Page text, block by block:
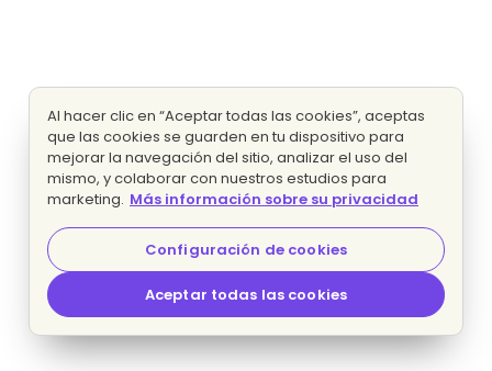
Al hacer clic en “Aceptar todas las cookies”, aceptas
que las cookies se guarden en tu dispositivo para
mejorar la navegación del sitio, analizar el uso del
mismo, y colaborar con nuestros estudios para
marketing. Más información sobre su privacidad
Configuración de cookies
Aceptar todas las cookies